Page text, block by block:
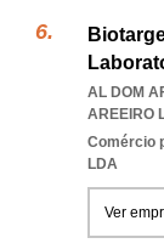
AL DOM
AREEIRO
Comércio
LDA
Ver